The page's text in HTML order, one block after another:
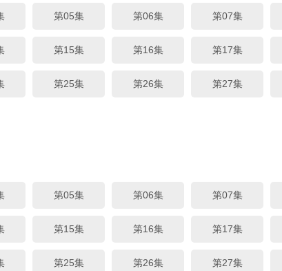
第05集 第06集 第07集
第15集 第16集 第17集
第25集 第26集 第27集
第05集 第06集 第07集
第15集 第16集 第17集
第25集 第26集 第27集